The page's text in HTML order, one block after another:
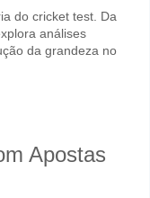
do cricket test. Da
análises
da grandeza no
Apostas